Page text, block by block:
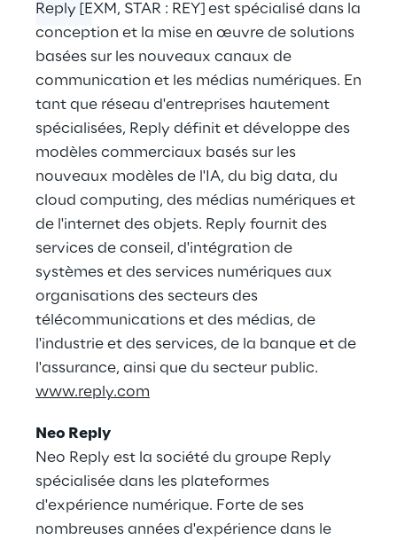
Reply [EXM, STAR : REY] est spécialisé dans la
conception et la mise en œuvre de solutions
basées sur les nouveaux canaux de
communication et les médias numériques. En
tant que réseau d'entreprises hautement
spécialisées, Reply définit et développe des
modèles commerciaux basés sur les
nouveaux modèles de l'IA, du big data, du
cloud computing, des médias numériques et
de l'internet des objets. Reply fournit des
services de conseil, d'intégration de
systèmes et des services numériques aux
organisations des secteurs des
télécommunications et des médias, de
l'industrie et des services, de la banque et de
l'assurance, ainsi que du secteur public.
www.reply.com
Neo Reply
Neo Reply est la société du groupe Reply
spécialisée dans les plateformes
d'expérience numérique. Forte de ses
nombreuses années d'expérience dans le